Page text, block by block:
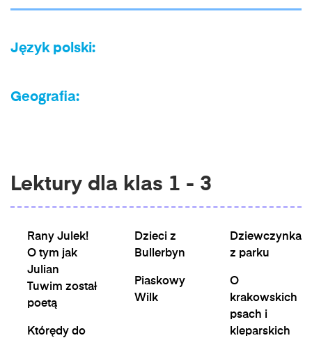
Język polski:
Geografia:
Lektury dla klas 1 - 3
Rany Julek!
O tym jak
Julian
Tuwim został
poetą
Którędy do
Dzieci z
Bullerbyn
Piaskowy
Wilk
Dziewczynka
z parku
O
krakowskich
psach i
kleparskich